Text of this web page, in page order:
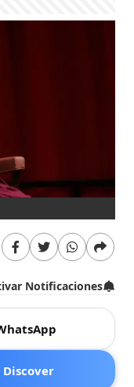
Notificaciones
Discover